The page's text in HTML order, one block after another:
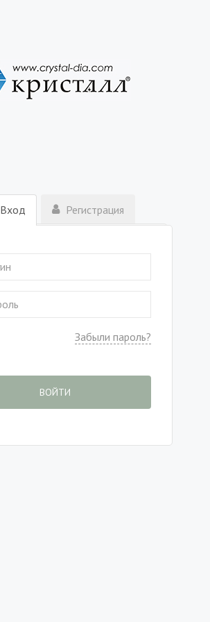
Вход Регистрация
Забыли пароль?
ВОЙТИ